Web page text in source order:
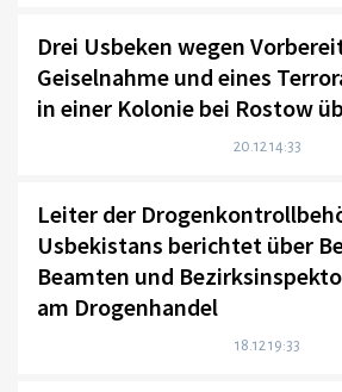
Drei Usbeken wegen
Geiselnahme und eines
in einer Kolonie bei Rostow
20.12 14:33
Leiter der
Usbekistans berichtet über
Beamten und
am Drogenhandel
18.12 19:33